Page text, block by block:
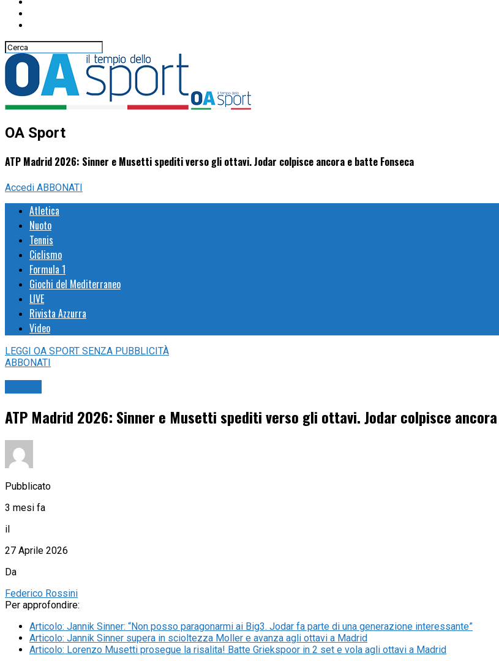
OA Sport
ATP Madrid 2026: Sinner e Musetti spediti verso gli ottavi. Jodar colpisce ancora e batte Fonseca
Accedi ABBONATI
Atletica
Nuoto
Tennis
Ciclismo
Formula 1
Giochi del Mediterraneo
LIVE
Rivista Azzurra
Video
LEGGI OA SPORT SENZA PUBBLICITÀ
ABBONATI
ATP Madrid 2026: Sinner e Musetti spediti verso gli ottavi. Jodar colpisce
Pubblicato
3 mesi fa
il
27 Aprile 2026
Da
Federico Rossini
Per approfondire:
Articolo: Jannik Sinner: “Non posso paragonarmi ai Big3. Jodar fa parte di una generazione interessante”
Articolo: Jannik Sinner supera in scioltezza Moller e avanza agli ottavi a Madrid
Articolo: Lorenzo Musetti prosegue la risalita! Batte Griekspoor in 2 set e vola agli ottavi a Madrid